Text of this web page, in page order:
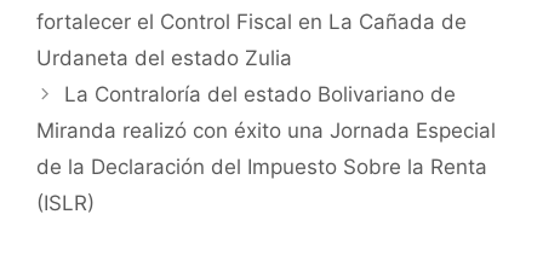
fortalecer el Control Fiscal en La Cañada de
Urdaneta del estado Zulia
La Contraloría del estado Bolivariano de
Miranda realizó con éxito una Jornada Especial
de la Declaración del Impuesto Sobre la Renta
(ISLR)